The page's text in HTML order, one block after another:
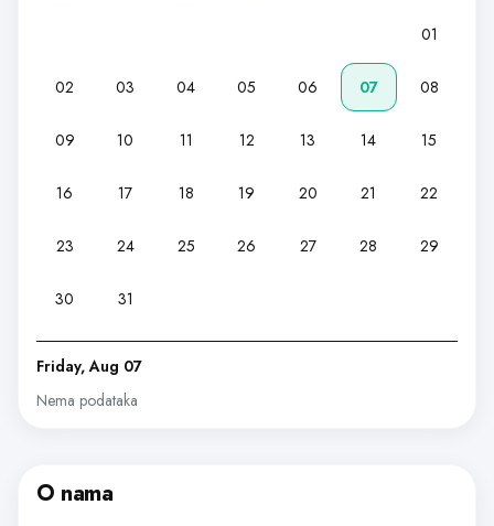
01
02 03 04 05 06 07 08
09 10 11 12 13 14 15
16 17 18 19 20 21 22
23 24 25 26 27 28 29
30 31
Friday, Aug 07
Nema podataka
O nama